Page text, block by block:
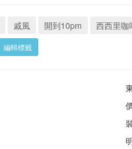
戚風 開到10pm 西西里咖
編輯標籤